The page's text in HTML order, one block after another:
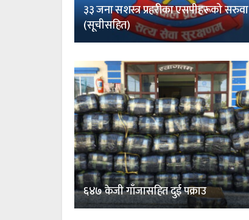
३३ जना सशस्त्र प्रहरीका एसपीहरूको सरुवा
(सूचीसहित)
६४७ केजी गाँजासहित दुई पक्राउ